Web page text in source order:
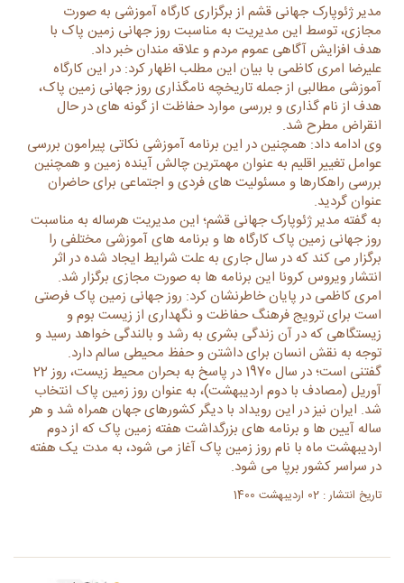
مدیر ژئوپارک جهانی قشم از برگزاری کارگاه آموزشی به صورت
مجازی، توسط این مدیریت به مناسبت روز جهانی زمین پاک با
هدف افزایش آگاهی عموم مردم و علاقه مندان خبر داد.
علیرضا امری کاظمی با بیان این مطلب اظهار کرد: در این کارگاه
آموزشی مطالبی از جمله تاریخچه نامگذاری روز جهانی زمین پاک،
هدف از نام گذاری و بررسی موارد حفاظت از گونه های در حال
انقراض مطرح شد.
وی ادامه داد: همچنین در این برنامه آموزشی نکاتی پیرامون بررسی
عوامل تغییر اقلیم به عنوان مهمترین چالش آینده زمین و همچنین
بررسی راهکارها و مسئولیت های فردی و اجتماعی برای حاضران
عنوان گردید.
به گفته مدیر ژئوپارک جهانی قشم؛ این مدیریت هرساله به مناسبت
روز جهانی زمین پاک کارگاه ها و برنامه های آموزشی مختلفی را
برگزار می کند که در سال جاری به علت شرایط ایجاد شده در اثر
انتشار ویروس کرونا این برنامه ها به صورت مجازی برگزار شد.
امری کاظمی در پایان خاطرنشان کرد: روز جهانی زمین پاک فرصتی
است برای ترویج فرهنگ حفاظت و نگهداری از زیست بوم و
زیستگاهی که در آن زندگی بشری به رشد و بالندگی خواهد رسید و
توجه به نقش انسان برای داشتن و حفظ محیطی سالم دارد.
گفتنی است؛ در سال 1970 در پاسخ به بحران محیط زیست، روز 22
آوریل (مصادف با دوم اردیبهشت)، به عنوان روز زمین پاک انتخاب
شد. ایران نیز در این رویداد با دیگر کشورهای جهان همراه شد و هر
ساله آیین ها و برنامه های بزرگداشت هفته زمین پاک که از دوم
اردیبهشت ماه با نام روز زمین پاک آغاز می شود، به مدت یک هفته
در سراسر کشور برپا می شود.
تاریخ انتشار : 02 اردیبهشت 1400